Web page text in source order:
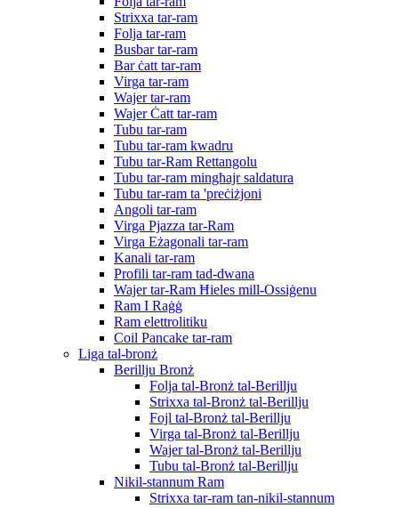
Strixxa tar-ram
Folja tar-ram
Busbar tar-ram
Bar ċatt tar-ram
Virga tar-ram
Wajer tar-ram
Wajer Ċatt tar-ram
Tubu tar-ram
Tubu tar-ram kwadru
Tubu tar-Ram Rettangolu
Tubu tar-ram mingħajr saldatura
Tubu tar-ram ta 'preċiżjoni
Angoli tar-ram
Virga Pjazza tar-Ram
Virga Eżagonali tar-ram
Kanali tar-ram
Profili tar-ram tad-dwana
Wajer tar-Ram Ħieles mill-Ossiġenu
Ram I Raġġ
Ram elettrolitiku
Coil Pancake tar-ram
Liga tal-bronż
Berillju Bronż
Folja tal-Bronż tal-Berillju
Strixxa tal-Bronż tal-Berillju
Fojl tal-Bronż tal-Berillju
Virga tal-Bronż tal-Berillju
Wajer tal-Bronż tal-Berillju
Tubu tal-Bronż tal-Berillju
Nikil-stannum Ram
Strixxa tar-ram tan-nikil-stannum